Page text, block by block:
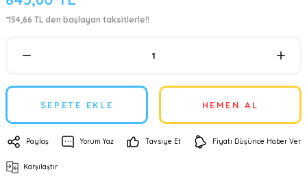
*154,66 TL den başlayan taksitlerle!!
SEPETE EKLE HEMEN AL
Paylaş Yorum Yaz Tavsiye Et Fiyatı Düşünce Haber Ver
Karşılaştır